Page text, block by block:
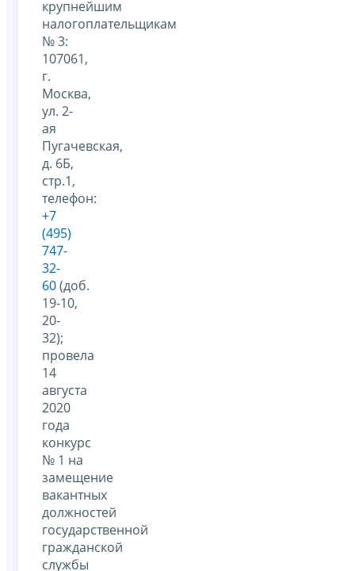
крупнейшим
налогоплательщикам
№ 3:
107061,
г.
Москва,
ул. 2-
ая
Пугачевская,
д. 6Б,
стр.1,
телефон:
+7
(495)
747-
32-
60(доб.
19-10,
20-
32);
провела
14
августа
2020
года
конкурс
№ 1 на
замещение
вакантных
должностей
государственной
гражданской
службы